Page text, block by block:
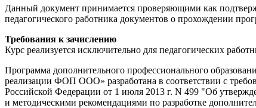
Данный документ принимается проверяющими как
педагогического работника документов о прохождении
Требования к зачислению
Курс реализуется исключительно для педагогических
Программа дополнительного профессионального
реализации ФОП ООО» разработана в соответствии с
Российской Федерации от 1 июля 2013 г. N 499 "Об
и методическими рекомендациями по разработке